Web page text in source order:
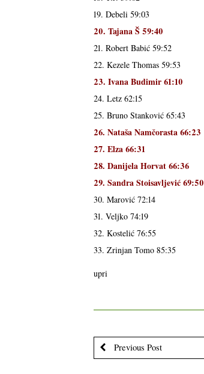
19. Debeli 59:03
20. Tajana Š 59:40
21. Robert Babić 59:52
22. Kezele Thomas 59:53
23. Ivana Budimir 61:10
24. Letz 62:15
25. Bruno Stanković 65:43
26. Nataša Namčorasta 66:23
27. Elza 66:31
28. Danijela Horvat 66:36
29. Sandra Stoisavljević 69:50
30. Marović 72:14
31. Veljko 74:19
32. Kostelić 76:55
33. Zrinjan Tomo 85:35
upri
Previous Post